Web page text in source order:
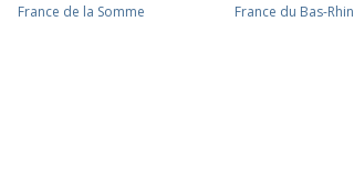
France de la Somme
France du Bas-Rhin